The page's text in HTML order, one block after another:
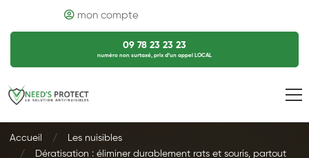
mon compte
09 78 23 23 23
numéro non surtaxé, prix d’un appel LOCAL
Accueil
Les nuisibles
Dératisation : éliminer durablement rats et souris, partout